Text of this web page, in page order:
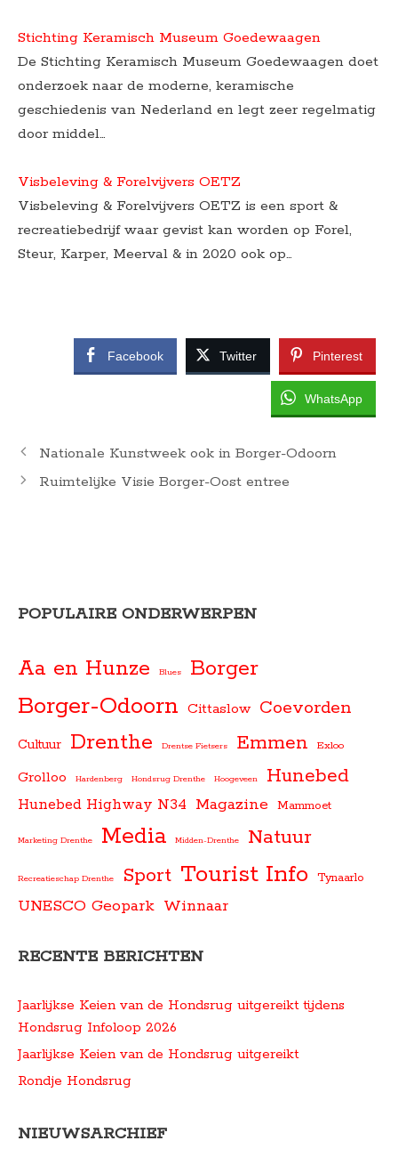
Stichting Keramisch Museum Goedewaagen
De Stichting Keramisch Museum Goedewaagen doet
onderzoek naar de moderne, keramische
geschiedenis van Nederland en legt zeer regelmatig
door middel…
Visbeleving & Forelvijvers OETZ
Visbeleving & Forelvijvers OETZ is een sport &
recreatiebedrijf waar gevist kan worden op Forel,
Steur, Karper, Meerval & in 2020 ook op…
Facebook Twitter Pinterest
WhatsApp
Nationale Kunstweek ook in Borger-Odoorn
Ruimtelijke Visie Borger-Oost entree
POPULAIRE ONDERWERPEN
Aa en Hunze Blues Borger
Borger-Odoorn Cittaslow Coevorden
Cultuur Drenthe Drentse Fietsers Emmen Exloo
Grolloo Hardenberg Hondsrug Drenthe Hoogeveen Hunebed
Hunebed Highway N34 Magazine Mammoet
Marketing Drenthe Media Midden-Drenthe Natuur
Recreatieschap Drenthe Sport Tourist Info Tynaarlo
UNESCO Geopark Winnaar
RECENTE BERICHTEN
Jaarlijkse Keien van de Hondsrug uitgereikt tijdens
Hondsrug Infoloop 2026
Jaarlijkse Keien van de Hondsrug uitgereikt
Rondje Hondsrug
NIEUWSARCHIEF